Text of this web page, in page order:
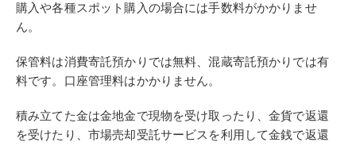
購入や各種スポット購入の場合には手数料がかかりませ
ん。
保管料は消費寄託預かりでは無料、混蔵寄託預かりでは有
料です。口座管理料はかかりません。
積み立てた金は金地金で現物を受け取ったり、金貨で返還
を受けたり、市場売却受託サービスを利用して金銭で返還